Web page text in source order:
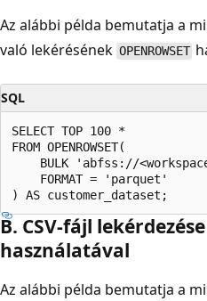
Az alábbi példa bemutatja a
való lekérésének OPENROWSET
SQL
SELECT TOP 100 *
FROM OPENROWSET(
BULK 'abfss://
    FORMAT = 'parquet'
B. CSV-fájl lekérdezése
használatával
Az alábbi példa bemutatja a